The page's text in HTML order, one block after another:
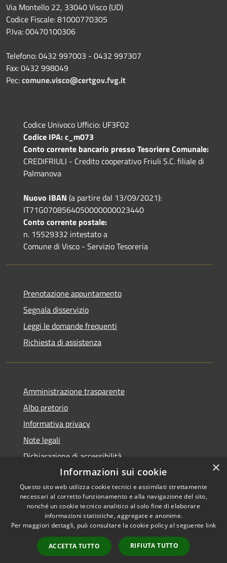
Via Montello 22, 33040 Visco (UD)
Codice Fiscale: 81000770305
P.Iva: 00470100306
Telefono: 0432 997003 - 0432 997307
Fax: 0432 998049
Pec:comune.visco@certgov.fvg.it
Codice Univoco Ufficio: UF3F02
Codice IPA: c_m073
Conto corrente bancario presso Tesoriere Comunale:
CREDIFRIULI - Credito cooperativo Friuli S.C. filiale di
Palmanova
Nuovo IBAN (a partire dal 13/09/2021):
IT71G0708564050000000023440
Conto corrente postale:
n. 15529332 intestato a
Comune di Visco - Servizio Tesoreria
Prenotazione appuntamento
Segnala disservizio
Leggi le domande frequenti
Richiesta di assistenza
Amministrazione trasparente
Albo pretorio
Informativa privacy
Note legali
Dichiarazione di accessibilità
Accessibilità
Privacy
Mappa del sito
Copyright © 2026 • Comune di
Visco • Powered by
Municipium
Accesso
redazione
×
Informazioni sui cookie
Questo sito web utilizza cookie tecnici e assimilati strettamente
necessari al corretto funzionamento e alla navigazione del sito,
nonché un cookie tecnico analitico al solo fine di elaborare
informazioni statistiche, aggregate e anonime.
Per maggiori dettagli, può consultare la cookie policy al seguente link
ACCETTA TUTTO RIFIUTA TUTTO